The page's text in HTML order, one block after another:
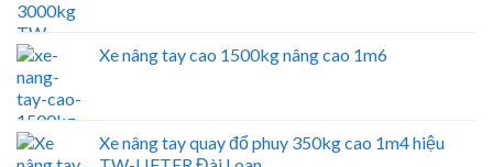
Xe nâng tay cao 1500kg nâng cao 1m6
Xe nâng tay quay đổ phuy 350kg cao 1m4 hiệu